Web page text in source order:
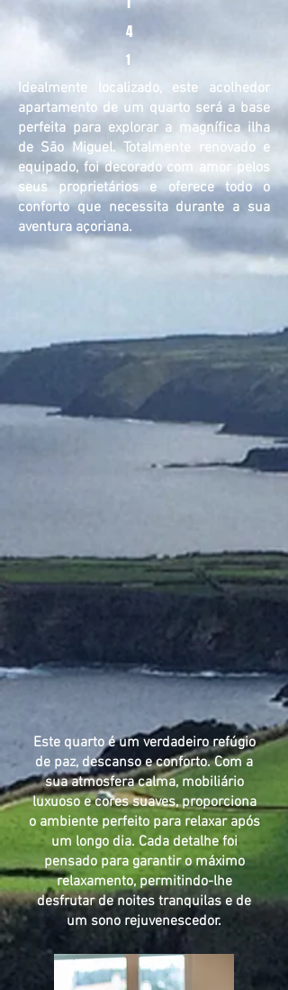
4
1
Idealmente localizado, este acolhedor
apartamento de um quarto será a base
perfeita para explorar a magnífica ilha
de São Miguel. Totalmente renovado e
equipado, foi decorado com amor pelos
seus proprietários e oferece todo o
conforto que necessita durante a sua
aventura açoriana.
Este quarto é um verdadeiro refúgio
de paz, descanso e conforto. Com a
sua atmosfera calma, mobiliário
luxuoso e cores suaves, proporciona
o ambiente perfeito para relaxar após
um longo dia. Cada detalhe foi
pensado para garantir o máximo
relaxamento, permitindo-lhe
desfrutar de noites tranquilas e de
um sono rejuvenescedor.